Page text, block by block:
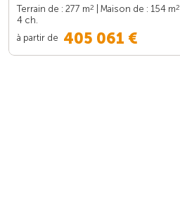
Terrain de : 277 m2 | Maison de : 154 m2
4 ch.
à partir de 405 061 €